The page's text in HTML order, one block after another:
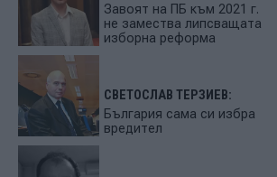
Завоят на ПБ към 2021 г.
не замества липсващата
изборна реформа
СВЕТОСЛАВ ТЕРЗИЕВ:
България сама си избра
вредител